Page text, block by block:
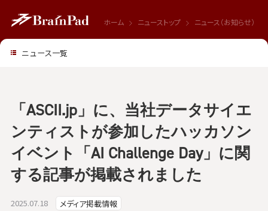
ホーム ニューストップ ニュース（お知らせ）
2025.07.18 メディア掲載情報
「ASCII.jp」に、当社データサイエ
ンティストが参加したハッカソン
イベント「AI Challenge Day」に関
する記事が掲載されました
ニュース一覧